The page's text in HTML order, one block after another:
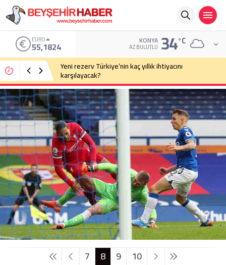
EURO
55,1824 KONYA
AZ BULUTLU 34°C
Yeni rezerv Türkiye’nin kaç yıllık ihtiyacını
karşılayacak?
7 8 9 10